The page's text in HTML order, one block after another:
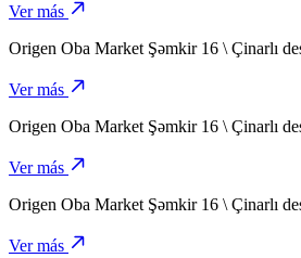
Ver más
Origen Oba Market Şəmkir 16 \ Çinarlı
Ver más
Origen Oba Market Şəmkir 16 \ Çinarlı
Ver más
Origen Oba Market Şəmkir 16 \ Çinarlı
Ver más